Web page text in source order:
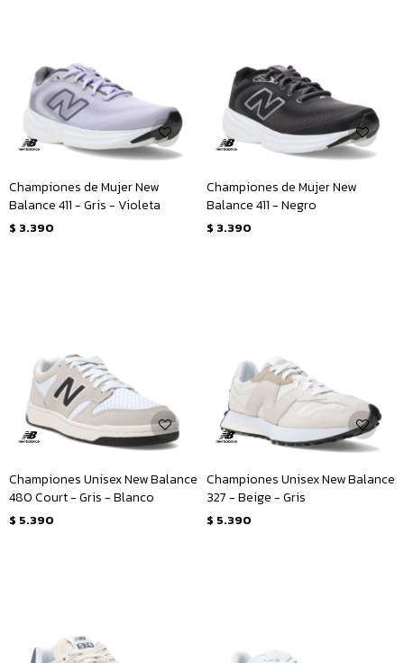
Championes de Mujer New
Balance 411 - Gris - Violeta
$ 3.390
Championes de Mujer New
Balance 411 - Negro
$ 3.390
Championes Unisex New Balance
480 Court - Gris - Blanco
$ 5.390
Championes Unisex New Balance
327 - Beige - Gris
$ 5.390